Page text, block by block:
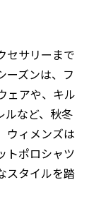
セサリーまで
ーズンは、フ
ェアや、キル
ルなど、秋冬
ウィメンズは
トポロシャツ
スタイルを踏